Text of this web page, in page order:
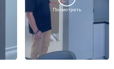
Посмотреть